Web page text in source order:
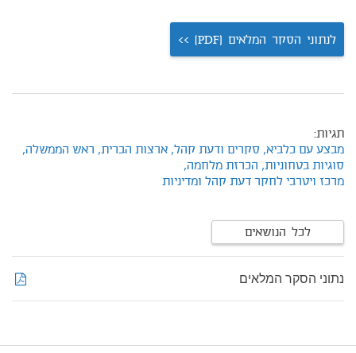
לנתוני הסקר המלאים (PDF) >>
תגיות:
מבצע עם כלביא, סקרים ודעת קהל, ארצות הברית, ראש הממשלה,
סוגיות בטחוניות, הכרזת מלחמה,
מרכז ויטרבי לחקר דעת קהל ומדיניות
לכל הנושאים
נתוני הסקר המלאים